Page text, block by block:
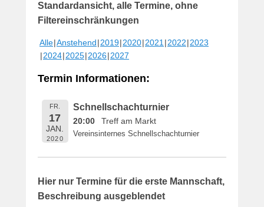
f
f
n
6
M
Standardansicht, alle Termine, ohne
Filtereinschränkungen
Alle Anstehend 2019 2020 2021 2022 2023
2024 2025 2026 2027
Termin Informationen:
FR.
17
JAN.
2020
Schnellschachturnier
20:00 Treff am Markt
Vereinsinternes Schnellschachturnier
Hier nur Termine für die erste Mannschaft,
Beschreibung ausgeblendet